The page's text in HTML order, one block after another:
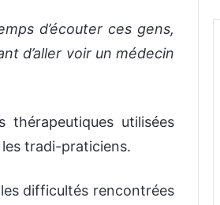
d’écouter ces gens,
d’aller voir un médecin
thérapeutiques utilisées
tradi-praticiens.
difficultés rencontrées